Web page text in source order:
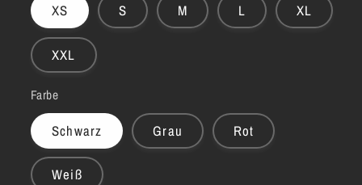
XS S M L XL
XXL
Farbe
Schwarz Grau Rot
Weiß